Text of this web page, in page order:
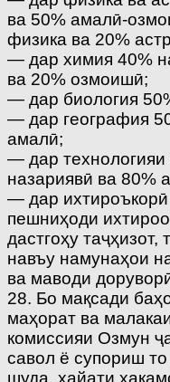
ва 50% амалӣ-
физика ва 20%
— дар химия 40%
ва 20% озмоишӣ;
— дар биология
— дар география
амалӣ;
— дар
назариявӣ ва 80%
— дар
пешниҳоди
дастгоҳу таҷҳизот,
навъу намунаҳои
ва маводи
28. Бо мақсади
маҳорат ва
комиссияи Озмун
савол ё супориш
шуда, ҳайати